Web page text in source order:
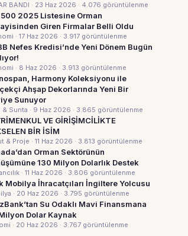
BANDI · 23 Haz 2026 · 4.076 görüntülenme
500 2025 Listesine Orman
Giren Firmalar Belli Oldu
· 17 Haz 2026 · 3.917 görüntülenme
Nefes Kredisi’nde Yeni Dönem Bugün
· 8 Haz 2026 · 3.913 görüntülenme
Harmony Koleksiyonu ile
Ahşap Dekorlarında Yeni Bir
Sunuyor
& Sunta · 9 Haz 2026 · 3.865 görüntülenme
VE GİRİŞİMCİLİKTE
BİR İSİM
& Proje · 11 Haz 2026 · 3.813 görüntülenme
Orman Sektörünün
130 Milyon Dolarlık Destek
· 11 Haz 2026 · 3.806 görüntülenme
Mobilya İhracatçıları İngiltere Yolcusu
· 20 Haz 2026 · 3.795 görüntülenme
Su Odaklı Mavi Finansmana
Dolar Kaynak
· 20 Haz 2026 · 3.767 görüntülenme